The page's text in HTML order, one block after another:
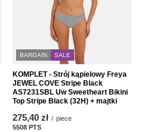
BARGAIN SALE
KOMPLET - Strój kąpielowy Freya
JEWEL COVE Stripe Black
AS7231SBL Uw Sweetheart Bikini
Top Stripe Black (32H) + majtki
275,40 zł / piece
5508 PTS